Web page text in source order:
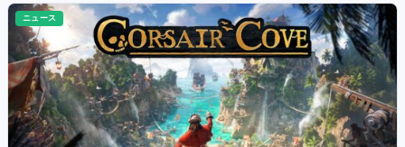
ニュース